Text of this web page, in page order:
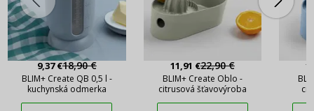
9,37 €18,90 €
BLIM+ Create QB 0,5 l -
kuchynská odmerka
11,91 €22,90 €
BLIM+ Create Oblo -
citrusová šťavovýroba